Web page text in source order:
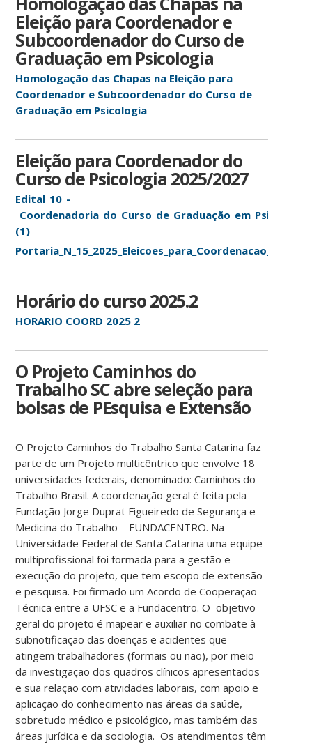
Eleição para Coordenador e
Subcoordenador do Curso de
Graduação em Psicologia
Homologação das Chapas na Eleição para
Coordenador e Subcoordenador do Curso de
Graduação em Psicologia
Eleição para Coordenador do
Curso de Psicologia 2025/2027
Edital_10_-
_Coordenadoria_do_Curso_de_Graduação_em_Psicologia
(1)
Horário do curso 2025.2
HORARIO COORD 2025 2
O Projeto Caminhos do
Trabalho SC abre seleção para
bolsas de PEsquisa e Extensão
O Projeto Caminhos do Trabalho Santa Catarina faz
parte de um Projeto multicêntrico que envolve 18
universidades federais, denominado: Caminhos do
Trabalho Brasil. A coordenação geral é feita pela
Fundação Jorge Duprat Figueiredo de Segurança e
Medicina do Trabalho – FUNDACENTRO. Na
Universidade Federal de Santa Catarina uma equipe
multiprofissional foi formada para a gestão e
execução do projeto, que tem escopo de extensão
e pesquisa. Foi firmado um Acordo de Cooperação
Técnica entre a UFSC e a Fundacentro. O objetivo
geral do projeto é mapear e auxiliar no combate à
subnotificação das doenças e acidentes que
atingem trabalhadores (formais ou não), por meio
da investigação dos quadros clínicos apresentados
e sua relação com atividades laborais, com apoio e
aplicação do conhecimento nas áreas da saúde,
sobretudo médico e psicológico, mas também das
áreas jurídica e da sociologia. Os atendimentos têm